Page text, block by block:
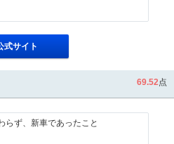
式サイト
69.52点
らず、新車であったこと